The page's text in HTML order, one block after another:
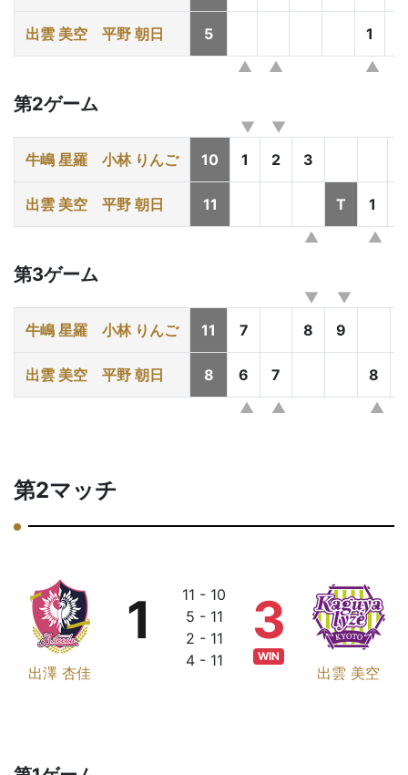
出雲 美空 平野 朝日 5 1
第2ゲーム
牛嶋 星羅 小林 りんご 10 1 2 3
出雲 美空 平野 朝日 11 T 1
第3ゲーム
牛嶋 星羅 小林 りんご 11 7 8 9
出雲 美空 平野 朝日 8 6 7 8
第2マッチ
出澤 杏佳
1
11 - 10
5 - 11
2 - 11
4 - 11
出雲 美空
3
WIN